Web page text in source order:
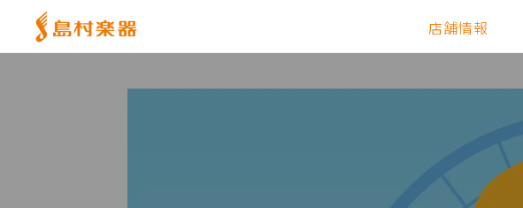
店舗情報